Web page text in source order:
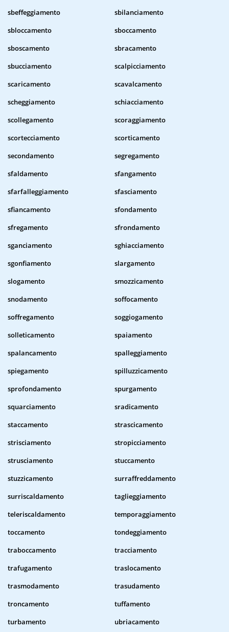
sbeffeggiamento
sbilanciamento
sbloccamento
sboccamento
sboscamento
sbracamento
sbucciamento
scalpicciamento
scaricamento
scavalcamento
scheggiamento
schiacciamento
scollegamento
scoraggiamento
scortecciamento
scorticamento
secondamento
segregamento
sfaldamento
sfangamento
sfarfalleggiamento
sfasciamento
sfiancamento
sfondamento
sfregamento
sfrondamento
sganciamento
sghiacciamento
sgonfiamento
slargamento
slogamento
smozzicamento
snodamento
soffocamento
soffregamento
soggiogamento
solleticamento
spaiamento
spalancamento
spalleggiamento
spiegamento
spilluzzicamento
sprofondamento
spurgamento
squarciamento
sradicamento
staccamento
strascicamento
strisciamento
stropicciamento
strusciamento
stuccamento
stuzzicamento
surraffreddamento
surriscaldamento
taglieggiamento
teleriscaldamento
temporaggiamento
toccamento
tondeggiamento
traboccamento
tracciamento
trafugamento
traslocamento
trasmodamento
trasudamento
troncamento
tuffamento
turbamento
ubriacamento